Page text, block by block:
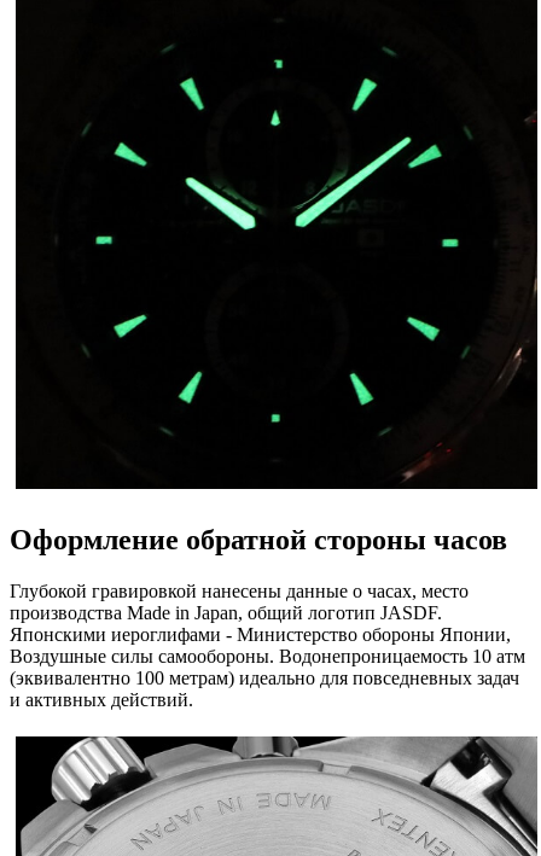
Оформление обратной стороны часов
Глубокой гравировкой нанесены данные о часах, место
производства Made in Japan, общий логотип JASDF.
Японскими иероглифами - Министерство обороны Японии,
Воздушные силы самообороны. Водонепроницаемость 10 атм
(эквивалентно 100 метрам) идеально для повседневных задач
и активных действий.